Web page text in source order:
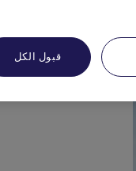
قبول الكل